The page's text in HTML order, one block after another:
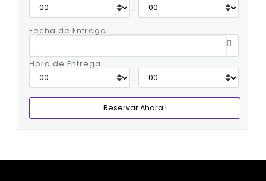
:
Fecha de Entrega
Hora de Entrega
: